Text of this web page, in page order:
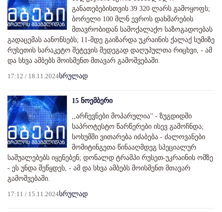
განათებებისთვის 39 320 ლარს გამოყოფს;
ბორელი 100 მლნ ევროს დახმარების
მთავრობიდან სამოქალაქო საზოგადოებას
გადაცემას აანონსებს; 11-მდე გაიზარდა უკრაინის ქალაქ სუმიზე
რუსეთის სარაკეტო შეტევის შედეგად დაღუპულთა რიცხვი, - ამ
და სხვა ამბებს მოისმენთ მთავარ გამოშვებაში.
17:12 / 18.11.2024სრულად
15 ნოემბერი
,,არჩევნები მოპარულია'' - ზუგდიდში
საპროტესტო წარწერები ისევ გამოჩნდა;
სოხუმში ვითარება იძაბება - ძალოვანები
მომიტინგეთა წინააღმდეგ სპეციალურ
საშუალებებს იყენებენ; დონალდ ტრამპი რუსეთ-უკრაინის ომზე
- ეს უნდა შეწყდეს, - ამ და სხვა ამბებს მოისმენთ მთავარ
გამოშვებაში.
17:11 / 15.11.2024სრულად